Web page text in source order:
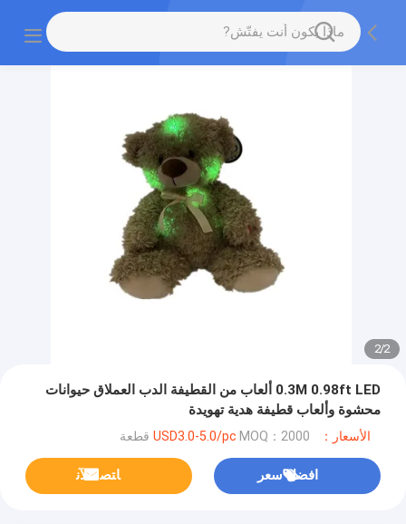
2
/
2
0.3M 0.98ft LED ألعاب من القطيفة الدب العملاق حيوانات
محشوة وألعاب قطيفة هدية تهويدة
الأسعار：USD3.0-5.0/pc MOQ：2000 قطعة
افضل سعر ﺎﺘﺼﻟ ﺍﻶﻧ